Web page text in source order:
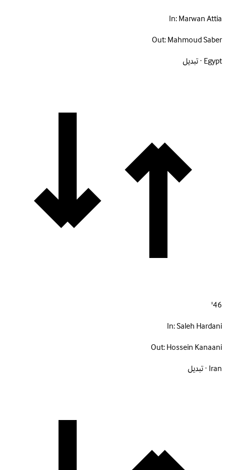
In:Marwan Attia
Out:Mahmoud Saber
Egypt · تبديل
46'
In:Saleh Hardani
Out:Hossein Kanaani
Iran · تبديل